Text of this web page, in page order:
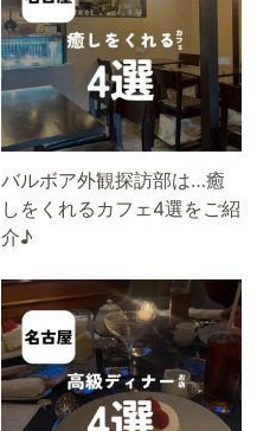
バルボア外観探訪部は…癒
しをくれるカフェ4選をご紹
介♪